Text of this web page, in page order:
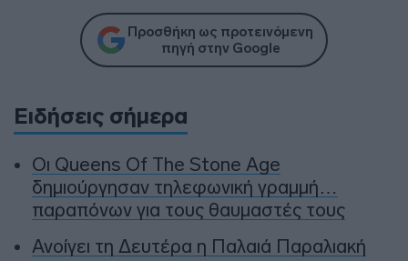
Προσθήκη ως προτεινόμενη
πηγή στην Google
Ειδήσεις σήμερα
Οι Queens Of The Stone Age
δημιούργησαν τηλεφωνική γραμμή…
παραπόνων για τους θαυμαστές τους
Ανοίγει τη Δευτέρα η Παλαιά Παραλιακή